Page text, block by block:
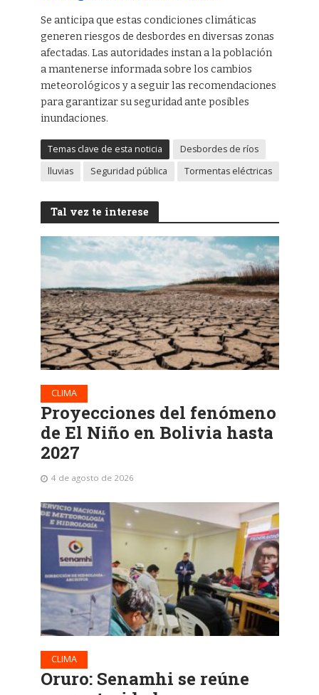
Se anticipa que estas condiciones climáticas
generen riesgos de desbordes en diversas zonas
afectadas. Las autoridades instan a la población
a mantenerse informada sobre los cambios
meteorológicos y a seguir las recomendaciones
para garantizar su seguridad ante posibles
inundaciones.
Temas clave de esta noticia
Desbordes de ríos
lluvias
Seguridad pública Tormentas eléctricas
Tal vez te interese
CLIMA
Proyecciones del fenómeno
de El Niño en Bolivia hasta
2027
4 de agosto de 2026
CLIMA
Oruro: Senamhi se reúne